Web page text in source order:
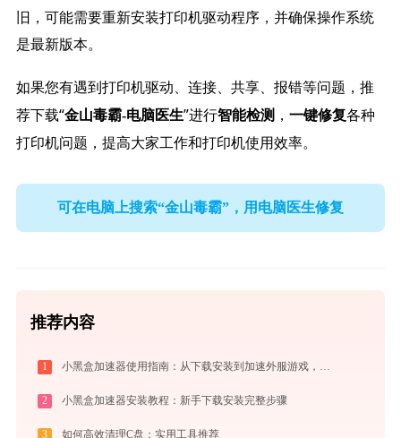
旧，可能需要重新安装打印机驱动程序，并确保操作系统
是最新版本。
如果您有遇到打印机驱动、连接、共享、报错等问题，推
荐下载“金山毒霸-电脑医生”进行智能检测， 一键修复各种
打印机问题，提高大家工作和打印机使用效率。
可在电脑上搜索“金山毒霸”，用电脑医生修复
推荐内容
1 小黑盒加速器使用指南：从下载安装到加速外服游戏，免费版够用吗
2 小黑盒加速器安装教程：新手下载安装完整步骤
3 如何高效清理C盘：实用工具推荐